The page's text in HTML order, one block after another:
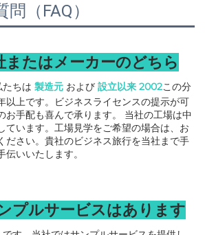
（FAQ）
またはメーカーのどちら
たちは 製造元 および 設立以来 2002この分
以上です。ビジネスライセンスの提示が可
お手配も喜んで承ります。 当社の工場は中
ています。工場見学をご希望の場合は、お
ださい。貴社のビジネス旅行を当社まで手
伝いいたします。
プルサービスはあります